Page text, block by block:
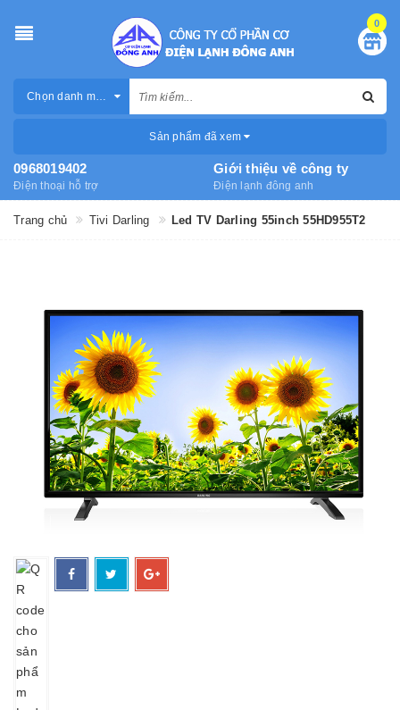
0
Chọn danh mục
Sản phẩm đã xem
0968019402
Điện thoại hỗ trợ
Giới thiệu về công ty
Điện lạnh đông anh
Trang chủ Tivi Darling Led TV Darling 55inch 55HD955T2